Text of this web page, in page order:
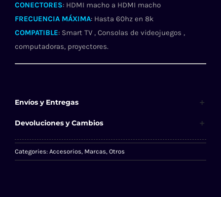
CONECTORES: HDMI macho a HDMI macho
FRECUENCIA MÁXIMA: Hasta 60hz en 8k
COMPATIBLE: Smart TV , Consolas de videojuegos ,
computadoras, proyectores.
Envíos y Entregas
Devoluciones y Cambios
Categories: Accesorios, Marcas, Otros